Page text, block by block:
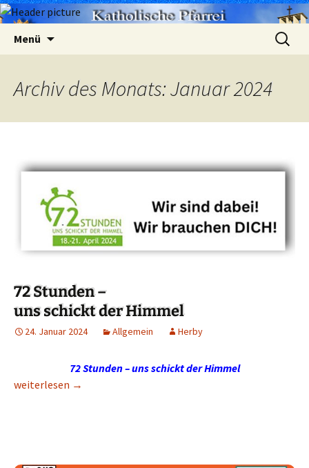
Menü
Suchen
nach:
Archiv des Monats: Januar 2024
72 Stunden –
uns schickt der Himmel
24. Januar 2024 Allgemein Herby
72 Stunden – uns schickt der Himmel
72 Stunden – uns schickt der Himmel
weiterlesen →